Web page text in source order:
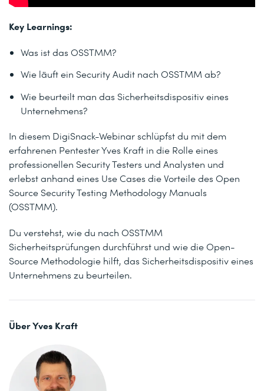
Key Learnings:
Was ist das OSSTMM?
Wie läuft ein Security Audit nach OSSTMM ab?
Wie beurteilt man das Sicherheitsdispositiv eines
Unternehmens?
In diesem DigiSnack-Webinar schlüpfst du mit dem
erfahrenen Pentester Yves Kraft in die Rolle eines
professionellen Security Testers und Analysten und
erlebst anhand eines Use Cases die Vorteile des Open
Source Security Testing Methodology Manuals
(OSSTMM).
Du verstehst, wie du nach OSSTMM
Sicherheitsprüfungen durchführst und wie die Open-
Source Methodologie hilft, das Sicherheitsdispositiv eines
Unternehmens zu beurteilen.
Über Yves Kraft